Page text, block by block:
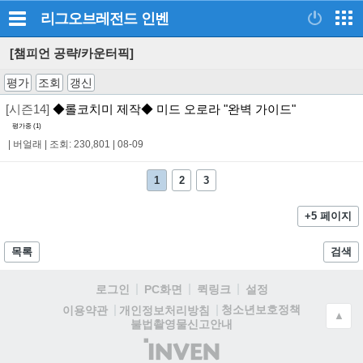
리그오브레전드 인벤
[챔피언 공략/카운터픽]
평가 조회 갱신
[시즌14] ◆롤코치미 제작◆ 미드 오로라 "완벽 가이드"
평가중 (1)
버얼래 조회: 230,801 08-09
1 2 3
+5 페이지
목록 검색
로그인 PC화면 퀵링크
설정
이용약관
개인정보처리방침
청소년보호정책
불법촬영물신고안내
(주)
▲